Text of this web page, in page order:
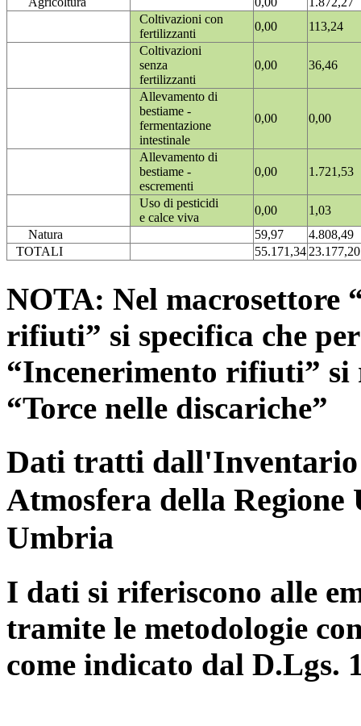
Coltivazioni con
fertilizzanti
0,00
113,24
Coltivazioni
senza
fertilizzanti
0,00 36,46
Allevamento di
bestiame -
fermentazione
intestinale
0,00 0,00
Allevamento di
bestiame -
escrementi
0,00 1.721,53
Uso di pesticidi
e calce viva
0,00
1,03
Natura
59,97
4.808,49
TOTALI
55.171,3423.177,20
NOTA: Nel macrosettore
rifiuti” si specifica che
“Incenerimento rifiuti”
“Torce nelle discariche”
Dati tratti dall'Inventario
Atmosfera della
Umbria
I dati si riferiscono alle
tramite le metodologie
come indicato dal D.Lgs.